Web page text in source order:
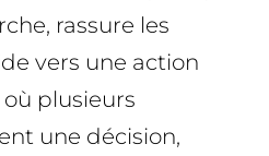
rassure les
vers une action
où plusieurs
une décision,